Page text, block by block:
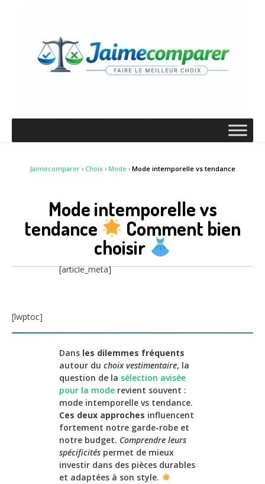
Jaimecomparer› Choix› Mode › Mode intemporelle vs tendance
Mode intemporelle vs
tendance
Comment bien
choisir
[article_meta]
[lwptoc]
Dans les dilemmes fréquents
autour du choix vestimentaire, la
question de la sélection avisée
pour la mode revient souvent :
mode intemporelle vs tendance.
Ces deux approches influencent
fortement notre garde-robe et
notre budget. Comprendre leurs
spécificités permet de mieux
investir dans des pièces durables
et adaptées à son style.